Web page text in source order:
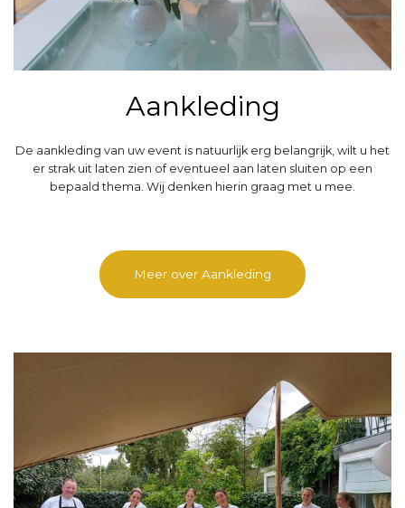
Aankleding
De aankleding van uw event is natuurlijk erg belangrijk, wilt u het
er strak uit laten zien of eventueel aan laten sluiten op een
bepaald thema. Wij denken hierin graag met u mee.
Meer over Aankleding